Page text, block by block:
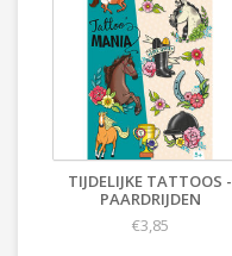
TIJDELIJKE TATTOOS -
PAARDRIJDEN
€3,85